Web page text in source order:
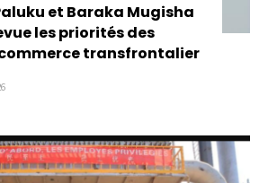
et Baraka Mugisha
les priorités des
transfrontalier